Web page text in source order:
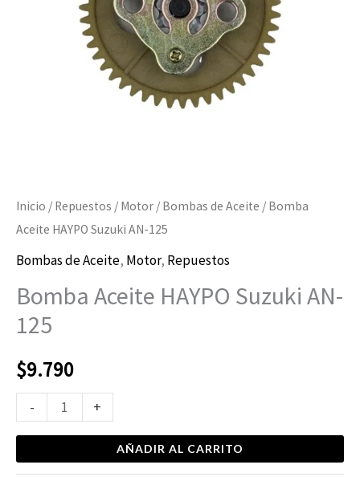
Inicio / Repuestos / Motor / Bombas de Aceite / Bomba
Aceite HAYPO Suzuki AN-125
Bombas de Aceite, Motor, Repuestos
Bomba Aceite HAYPO Suzuki AN-
125
$9.790
- +
AÑADIR AL CARRITO